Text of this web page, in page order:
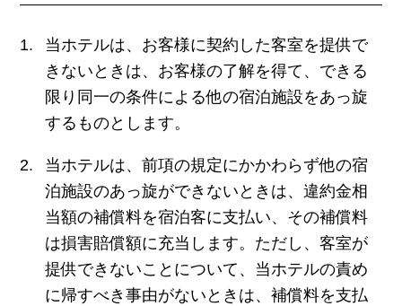
当ホテルは、お客様に契約した客室を提供で
きないときは、お客様の了解を得て、できる
限り同一の条件による他の宿泊施設をあっ旋
するものとします。
当ホテルは、前項の規定にかかわらず他の宿
泊施設のあっ旋ができないときは、違約金相
当額の補償料を宿泊客に支払い、その補償料
は損害賠償額に充当します。ただし、客室が
提供できないことについて、当ホテルの責め
に帰すべき事由がないときは、補償料を支払